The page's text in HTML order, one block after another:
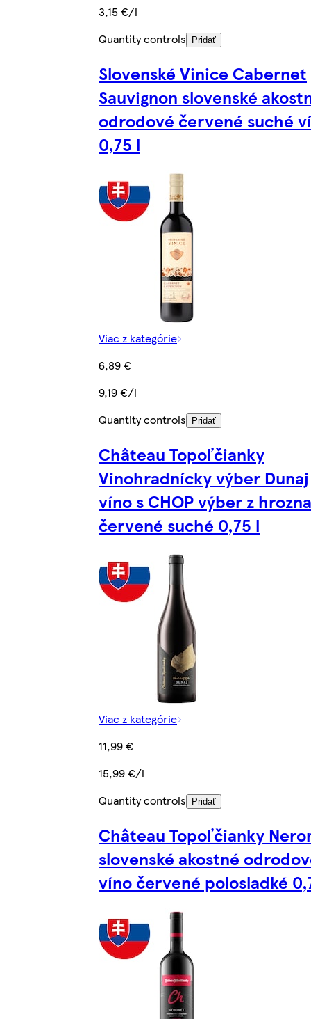
3,15 €/l
Quantity controls
Pridať
Slovenské Vinice Cabernet
Sauvignon slovenské
odrodové červené suché
0,75 l
Viac z kategórie
6,89 €
9,19 €/l
Quantity controls
Pridať
Château Topoľčianky
Vinohradnícky výber Dunaj
víno s CHOP výber z hrozna
červené suché 0,75 l
Viac z kategórie
11,99 €
15,99 €/l
Quantity controls
Pridať
Château Topoľčianky
slovenské akostné
víno červené polosladké